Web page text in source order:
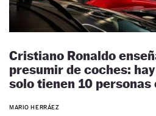
Cristiano Ronaldo
presumir de coches:
solo tienen 10 personas
MARIO HERRÁEZ